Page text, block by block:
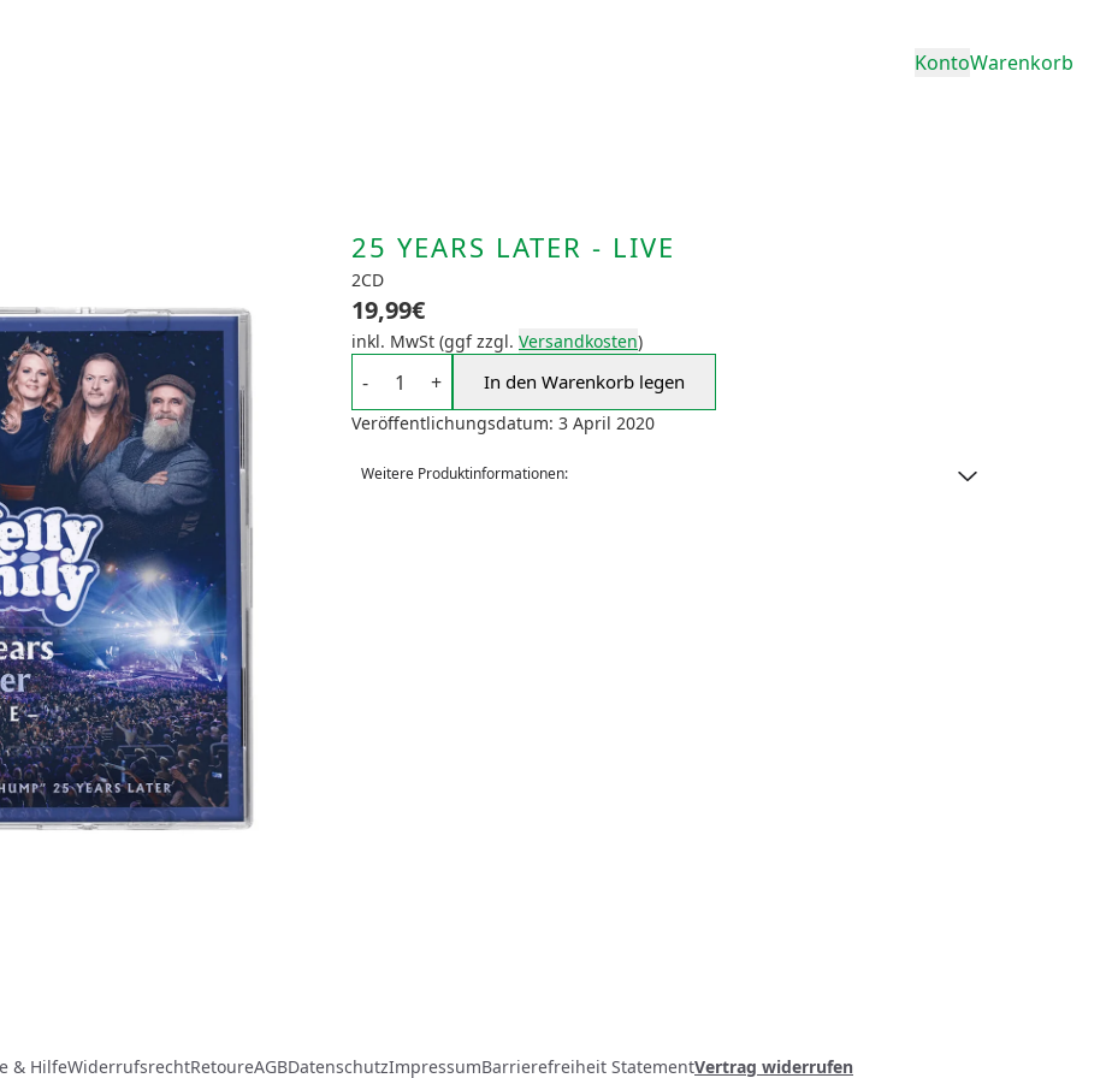
KontoWarenkorb
25 YEARS LATER - LIVE
2CD
19,99€
inkl. MwSt (ggf zzgl. Versandkosten)
- + 25 Years Later - Live in den Warenkorb legen
In den Warenkorb legen
Veröffentlichungsdatum: 3 April 2020
Weitere Produktinformationen:
& HilfeWiderrufsrechtRetoureAGBDatenschutzImpressumBarrierefreiheit StatementVertrag widerrufen